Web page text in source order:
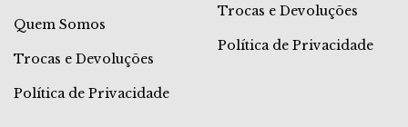
Quem Somos
Trocas e Devoluções
Política de Privacidade
Trocas e Devoluções
Política de Privacidade